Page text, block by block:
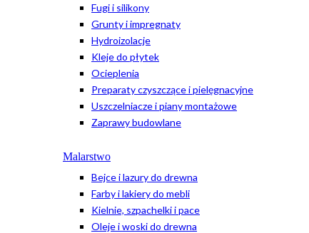
Fugi i silikony
Grunty i impregnaty
Hydroizolacje
Kleje do płytek
Ocieplenia
Preparaty czyszczące i pielęgnacyjne
Uszczelniacze i piany montażowe
Zaprawy budowlane
Malarstwo
Bejce i lazury do drewna
Farby i lakiery do mebli
Kielnie, szpachelki i pace
Oleje i woski do drewna